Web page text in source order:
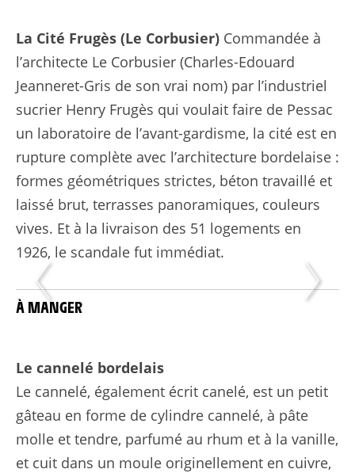
La Cité Frugès (Le Corbusier) Commandée à
l’architecte Le Corbusier (Charles-Edouard
Jeanneret-Gris de son vrai nom) par l’industriel
sucrier Henry Frugès qui voulait faire de Pessac
un laboratoire de l’avant-gardisme, la cité est en
rupture complète avec l’architecture bordelaise :
formes géométriques strictes, béton travaillé et
laissé brut, terrasses panoramiques, couleurs
vives. Et à la livraison des 51 logements en
1926, le scandale fut immédiat.
À MANGER
Le cannelé bordelais
Le cannelé, également écrit canelé, est un petit
gâteau en forme de cylindre cannelé, à pâte
molle et tendre, parfumé au rhum et à la vanille,
et cuit dans un moule originellement en cuivre,